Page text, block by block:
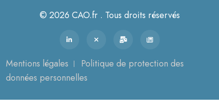
© 2026 CAO.fr . Tous droits réservés
Mentions légales
Politique de protection des
données personnelles